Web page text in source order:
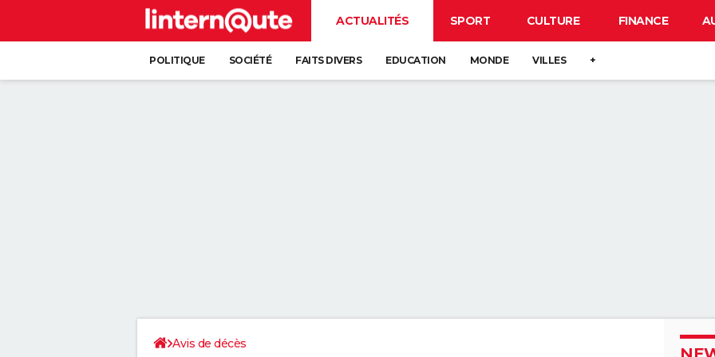
ACTUALITÉS SPORT CULTURE FINANCE
POLITIQUE SOCIÉTÉ FAITS DIVERS EDUCATION MONDE VILLES +
Avis de décès